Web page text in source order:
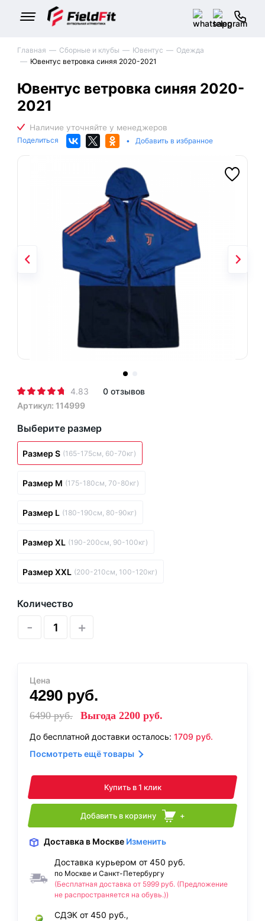
Главная Сборные и клубы Ювентус
Одежда
Ювентус ветровка синяя 2020-2021
Ювентус ветровка синяя 2020-
2021
Поделиться • Добавить в избранное
4.83
0 отзывов
Артикул: 114999
Выберите размер
Размер S (165-175см, 60-70кг)
Размер M (175-180см, 70-80кг)
Размер L (180-190см, 80-90кг)
Размер XL (190-200см, 90-100кг)
Размер XXL (200-210см, 100-120кг)
Количество
- +
Цена
4290 руб.
6490руб. Выгода 2200 руб.
До бесплатной доставки осталось: 1709 руб.
Посмотреть ещё товары
Купить в 1 клик
Добавить в корзину +
Доставка в Москве Изменить
Доставка курьером от 450 руб.
по Москве и Санкт-Петербургу
(Бесплатная доставка от 5999 руб. (Предложение
не распространяется на обувь.))
СДЭК от 450 руб.,